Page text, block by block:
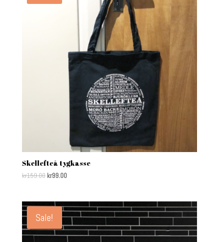
Skellefteå tygkasse
kr159.00 kr99.00
Sale!